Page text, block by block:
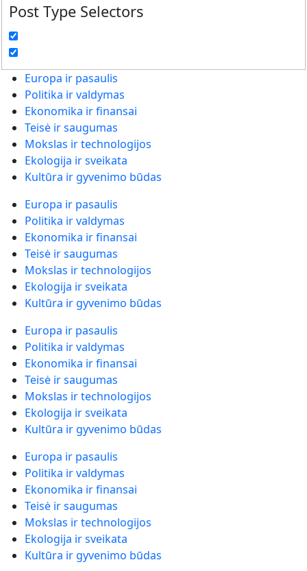
Post Type Selectors
Europa ir pasaulis
Politika ir valdymas
Ekonomika ir finansai
Teisė ir saugumas
Mokslas ir technologijos
Ekologija ir sveikata
Kultūra ir gyvenimo būdas
Europa ir pasaulis
Politika ir valdymas
Ekonomika ir finansai
Teisė ir saugumas
Mokslas ir technologijos
Ekologija ir sveikata
Kultūra ir gyvenimo būdas
Europa ir pasaulis
Politika ir valdymas
Ekonomika ir finansai
Teisė ir saugumas
Mokslas ir technologijos
Ekologija ir sveikata
Kultūra ir gyvenimo būdas
Europa ir pasaulis
Politika ir valdymas
Ekonomika ir finansai
Teisė ir saugumas
Mokslas ir technologijos
Ekologija ir sveikata
Kultūra ir gyvenimo būdas